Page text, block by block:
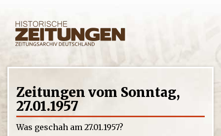
Zeitungen vom Sonntag,
27.01.1957
Was geschah am 27.01.1957?